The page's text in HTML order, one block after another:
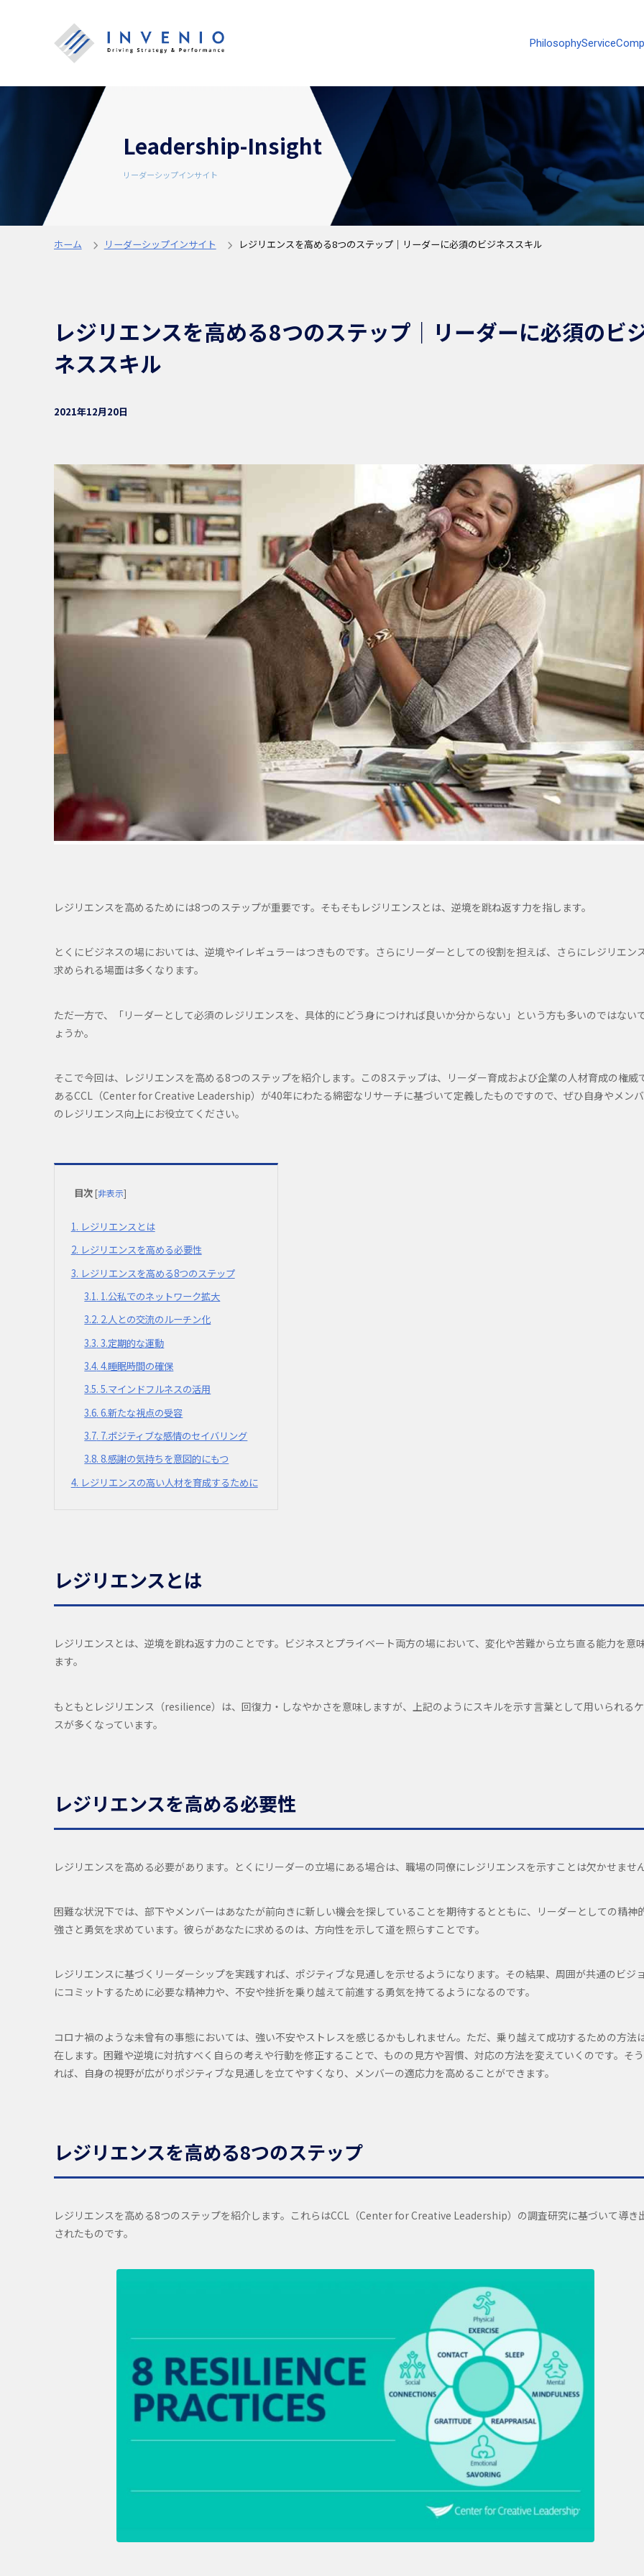
PhilosophyService
Leadership-Insight
リーダーシップインサイト
ホーム リーダーシップインサイト レジリエンスを高める8つのステップ｜リーダーに必須のビジネススキル
レジリエンスを高める8つのステップ｜リーダーに必須のビ
ネススキル
2021年12月20日
レジリエンスを高めるためには8つのステップが重要です。そもそもレジリエンスとは、逆境を跳ね返す力を指します。
とくにビジネスの場においては、逆境やイレギュラーはつきものです。さらにリーダーとしての役割を担えば、さらにレジリエン
求められる場面は多くなります。
ただ一方で、「リーダーとして必須のレジリエンスを、具体的にどう身につければ良いか分からない」という方も多いのではない
ょうか。
そこで今回は、レジリエンスを高める8つのステップを紹介します。この8ステップは、リーダー育成および企業の人材育成の権威
あるCCL（Center for Creative Leadership）が40年にわたる綿密なリサーチに基づいて定義したものですので、ぜひ自身やメン
のレジリエンス向上にお役立てください。
目次 [非表示]
1 レジリエンスとは
2 レジリエンスを高める必要性
3 レジリエンスを高める8つのステップ
3.1 1.公私でのネットワーク拡大
3.2 2.人との交流のルーチン化
3.3 3.定期的な運動
3.4 4.睡眠時間の確保
3.5 5.マインドフルネスの活用
3.6 6.新たな視点の受容
3.7 7.ポジティブな感情のセイバリング
3.8 8.感謝の気持ちを意図的にもつ
4 レジリエンスの高い人材を育成するために
レジリエンスとは
レジリエンスとは、逆境を跳ね返す力のことです。ビジネスとプライベート両方の場において、変化や苦難から立ち直る能力を意
ます。
もともとレジリエンス（resilience）は、回復力・しなやかさを意味しますが、上記のようにスキルを示す言葉として用いられる
スが多くなっています。
レジリエンスを高める必要性
レジリエンスを高める必要があります。とくにリーダーの立場にある場合は、職場の同僚にレジリエンスを示すことは欠かせません
困難な状況下では、部下やメンバーはあなたが前向きに新しい機会を探していることを期待するとともに、リーダーとしての精神
強さと勇気を求めています。彼らがあなたに求めるのは、方向性を示して道を照らすことです。
レジリエンスに基づくリーダーシップを実践すれば、ポジティブな見通しを示せるようになります。その結果、周囲が共通のビジ
にコミットするために必要な精神力や、不安や挫折を乗り越えて前進する勇気を持てるようになるのです。
コロナ禍のような未曾有の事態においては、強い不安やストレスを感じるかもしれません。ただ、乗り越えて成功するための方法
在します。困難や逆境に対抗すべく自らの考えや行動を修正することで、ものの見方や習慣、対応の方法を変えていくのです。そ
れば、自身の視野が広がりポジティブな見通しを立てやすくなり、メンバーの適応力を高めることができます。
レジリエンスを高める8つのステップ
レジリエンスを高める8つのステップを紹介します。これらはCCL（Center for Creative Leadership）の調査研究に基づいて導き
されたものです。